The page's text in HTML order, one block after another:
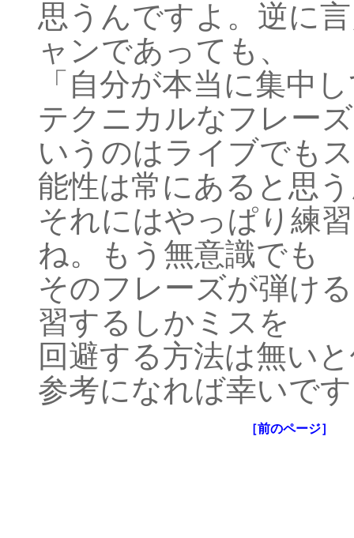
思うんですよ。逆に
ャンであっても、
「自分が本当に集中
テクニカルなフレー
いうのはライブでも
能性は常にあると思
それにはやっぱり練
ね。もう無意識でも
そのフレーズが弾け
習するしかミスを
回避する方法は無い
参考になれば幸いで
［前のページ］